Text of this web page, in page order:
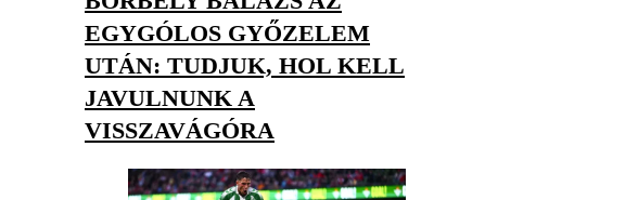
EGYGÓLOS GYŐZELEM
UTÁN: TUDJUK, HOL KELL
JAVULNUNK A
VISSZAVÁGÓRA